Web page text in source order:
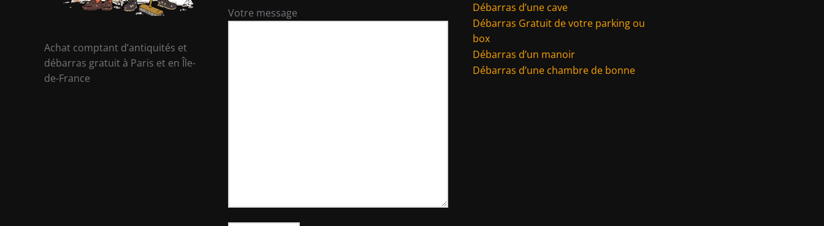
Achat comptant d’antiquités et
débarras gratuit à Paris et en Île-
de-France
Votre message
Débarras d’une cave
Débarras Gratuit de votre parking ou
box
Débarras d’un manoir
Débarras d’une chambre de bonne